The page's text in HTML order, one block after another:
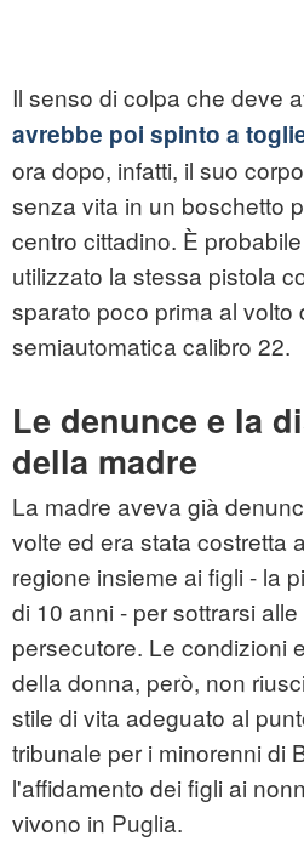
Il senso di colpa che deve
avrebbe poi spinto a
ora dopo, infatti, il suo
senza vita in un boschetto
centro cittadino. È
utilizzato la stessa pistola
sparato poco prima al volto
semiautomatica calibro 22.
Le denunce e la
della madre
La madre aveva già
volte ed era stata costretta
regione insieme ai figli - la
di 10 anni - per sottrarsi
persecutore. Le condizioni
della donna, però, non
stile di vita adeguato al
tribunale per i minorenni di
l'affidamento dei figli ai
vivono in Puglia.